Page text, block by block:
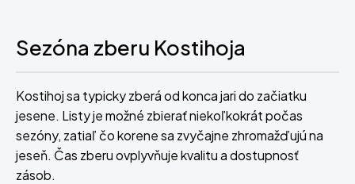
Sezóna zberu Kostihoja
Kostihoj sa typicky zberá od konca jari do začiatku
jesene. Listy je možné zbierať niekoľkokrát počas
sezóny, zatiaľ čo korene sa zvyčajne zhromažďujú na
jeseň. Čas zberu ovplyvňuje kvalitu a dostupnosť
zásob.